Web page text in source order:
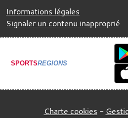
Informations légales
Signaler un contenu inapproprié
SPORTSREGIONS
Charte cookies